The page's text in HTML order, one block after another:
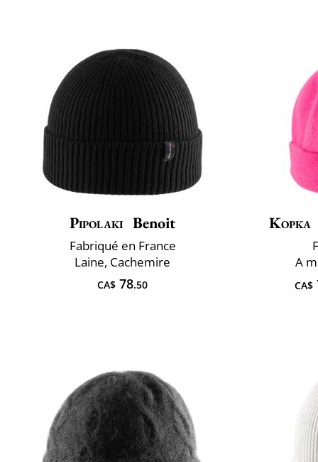
Pipolaki Benoit
Fabriqué en France
Laine, Cachemire
CA$ 78.50
Kopka
A
CA$